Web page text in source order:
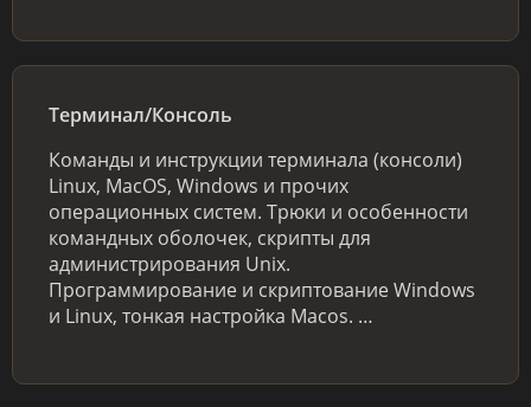
Терминал/Консоль
Команды и инструкции терминала (консоли)
Linux, MacOS, Windows и прочих
операционных систем. Трюки и особенности
командных оболочек, скрипты для
администрирования Unix.
Программирование и скриптование Windows
и Linux, тонкая настройка Macos. …